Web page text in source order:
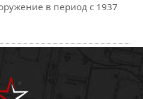
в период с 1937